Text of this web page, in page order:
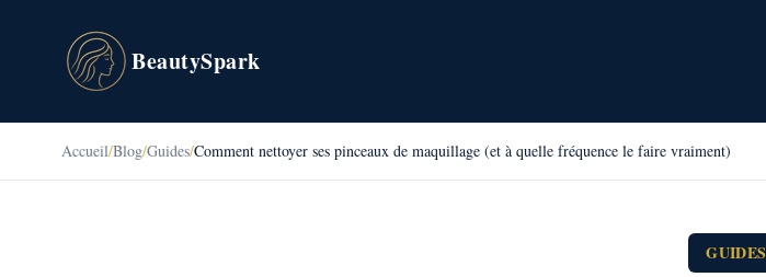
BeautySpark
Accueil/Blog/Guides/Comment nettoyer ses pinceaux de maquillage (et à quelle fréquence le faire vraiment)
GUIDES